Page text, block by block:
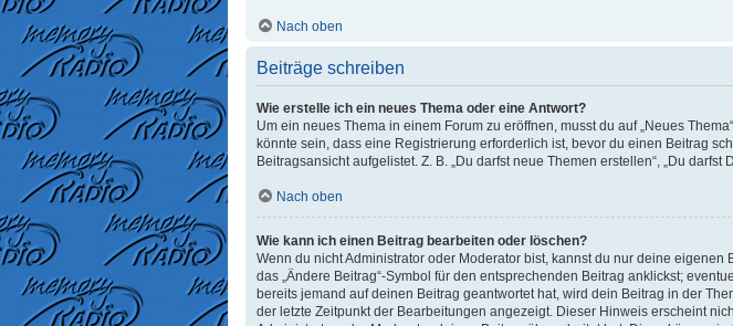
Nach oben
Beiträge schreiben
Wie erstelle ich ein neues Thema oder eine Antwort?
Um ein neues Thema in einem Forum zu eröffnen, musst du auf „Neues
könnte sein, dass eine Registrierung erforderlich ist, bevor du einen Beitrag
Beitragsansicht aufgelistet. Z. B. „Du darfst neue Themen erstellen“, „Du darfst
Nach oben
Wie kann ich einen Beitrag bearbeiten oder löschen?
Wenn du nicht Administrator oder Moderator bist, kannst du nur deine
das „Ändere Beitrag“-Symbol für den entsprechenden Beitrag anklickst;
bereits jemand auf deinen Beitrag geantwortet hat, wird dein Beitrag in der
der letzte Zeitpunkt der Bearbeitungen angezeigt. Dieser Hinweis erscheint